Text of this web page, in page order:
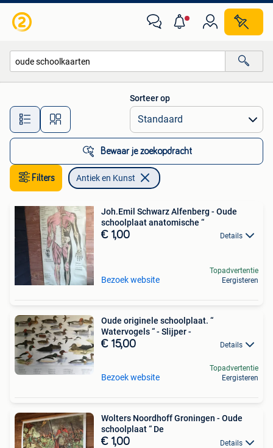
Alle afstanden…
Sorteer op
Bewaar je zoekopdracht
Filters Antiek en Kunst
Joh.Emil Schwarz Alfenberg - Oude
schoolplaat anatomische “
€ 1,00 Details
Bezoek website
Topadvertentie
Eergisteren
Oude originele schoolplaat. “
Watervogels “ - Slijper -
€ 15,00 Details
Bezoek website
Topadvertentie
Eergisteren
Wolters Noordhoff Groningen - Oude
schoolplaat “ De
€ 1,00 Details